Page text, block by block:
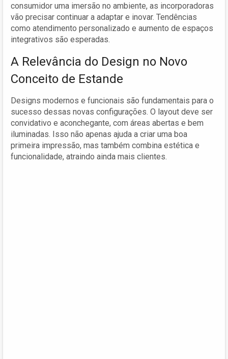
consumidor uma imersão no ambiente, as incorporadoras
vão precisar continuar a adaptar e inovar. Tendências
como atendimento personalizado e aumento de espaços
integrativos são esperadas.
A Relevância do Design no Novo
Conceito de Estande
Designs modernos e funcionais são fundamentais para o
sucesso dessas novas configurações. O layout deve ser
convidativo e aconchegante, com áreas abertas e bem
iluminadas. Isso não apenas ajuda a criar uma boa
primeira impressão, mas também combina estética e
funcionalidade, atraindo ainda mais clientes.